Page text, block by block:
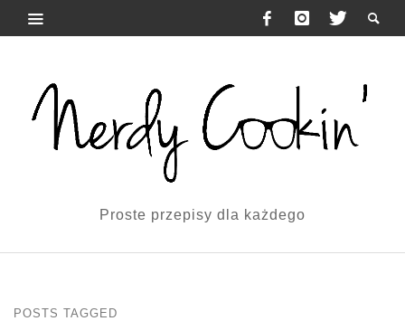
Proste przepisy dla każdego
POSTS TAGGED